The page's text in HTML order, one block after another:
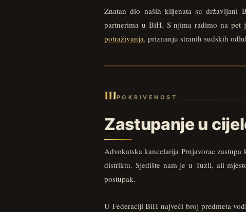
Znatan dio naših klijenata su državljani
partnerima u BiH. S njima radimo na pet
potraživanja, priznanju stranih sudskih
IIIPOKRIVENOST
Zastupanje u
Advokatska kancelarija Prnjavorac
distriktu. Sjedište nam je u Tuzli, ali
postupak.
U Federaciji BiH najveći broj predmeta